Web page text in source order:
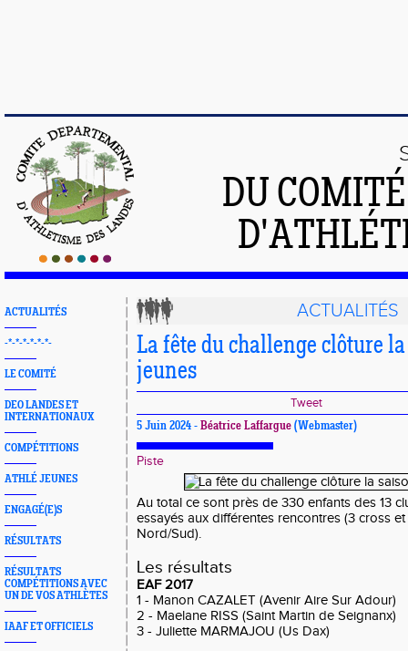
DU
ACTUALITÉS
-*-*-*-*-*-*-
LE COMITÉ
DEO LANDES ET
INTERNATIONAUX
COMPÉTITIONS
ATHLÉ JEUNES
ENGAGÉ(E)S
RÉSULTATS
RÉSULTATS
COMPÉTITIONS AVEC
UN DE VOS ATHLÈTES
IAAF ET OFFICIELS
ACTUALITÉS
La fête du challenge clôture
jeunes
Tweet
5 Juin 2024 - Béatrice Laffargue (Webmaster)
Piste
Au total ce sont près de 330 enfants des 13
essayés aux différentes rencontres (3 cross
Nord/Sud).
Les résultats
EAF 2017
1 - Manon CAZALET (Avenir Aire Sur Adour)
2 - Maelane RISS (Saint Martin de Seignanx)
3 - Juliette MARMAJOU (Us Dax)